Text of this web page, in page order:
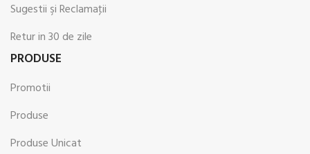
Sugestii şi Reclamaţii
Retur in 30 de zile
PRODUSE
Promotii
Produse
Produse Unicat